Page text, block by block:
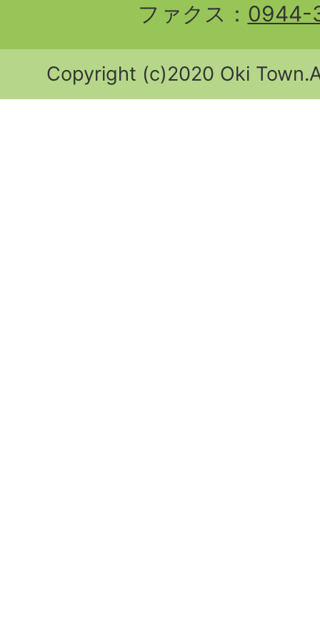
ファクス： 0944-
Copyright (c)2020 Oki